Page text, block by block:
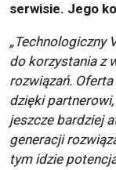
serwisie. Jego
„Technologiczny
do korzystania z
rozwiązań.
dzięki
jeszcze bardziej
generacji
tym idzie